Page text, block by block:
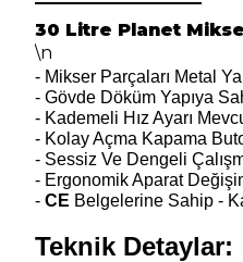
30 Litre Planet
\n
- Mikser Parçaları Metal
- Gövde Döküm Yapıya
- Kademeli Hız Ayarı
- Kolay Açma Kapama
- Sessiz Ve Dengeli
- Ergonomik Aparat
- CE Belgelerine Sahip -
Teknik Detaylar: